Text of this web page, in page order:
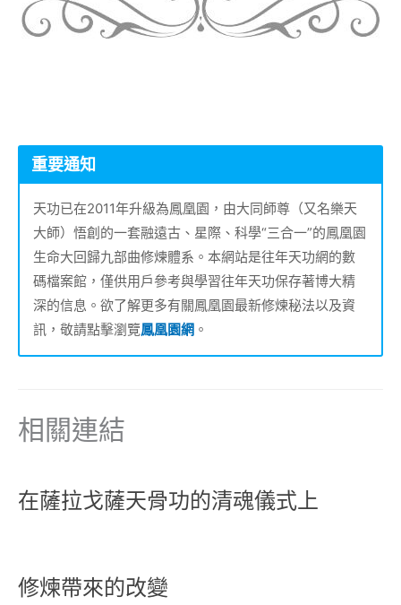
重要通知
天功已在2011年升級為鳳凰園，由大同師尊（又名樂天
大師）悟創的一套融遠古、星際、科學“三合一”的鳳凰園
生命大回歸九部曲修煉體系。本網站是往年天功網的數
碼檔案館，僅供用戶參考與學習往年天功保存著博大精
深的信息。欲了解更多有關鳳凰園最新修煉秘法以及資
訊，敬請點擊瀏覽鳳凰園網 。
相關連結
在薩拉戈薩天骨功的清魂儀式上
修煉帶來的改變